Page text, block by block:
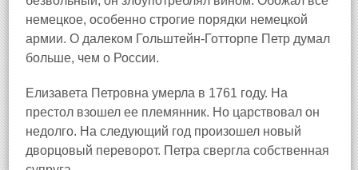
немецкое, особенно строгие порядки немецкой
армии. О далеком Гольштейн‑Готторпе Петр думал
больше, чем о России.
Елизавета Петровна умерла в 1761 году. На
престол взошел ее племянник. Но царствовал он
недолго. На следующий год произошел новый
дворцовый переворот. Петра свергла собственная